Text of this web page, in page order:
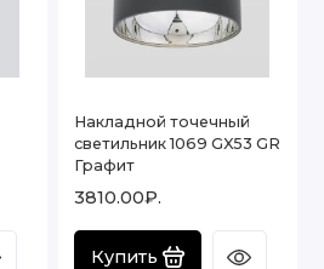
Накладной точечный
светильник 1069 GX53 GR
Графит
3810.00₽.
Купить